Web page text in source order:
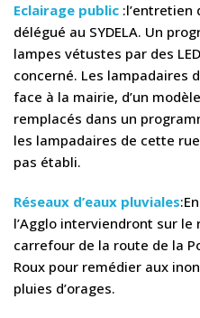
Eclairage public :l’entretien
délégué au SYDELA. Un
lampes vétustes par des
concerné. Les lampadaires
face à la mairie, d’un
remplacés dans un
les lampadaires de cette
pas établi.
Réseaux d’eaux pluviales
l’Agglo interviendront sur le
carrefour de la route de la
Roux pour remédier aux
pluies d’orages.